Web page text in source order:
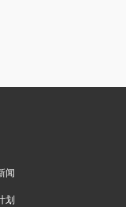
闻
划